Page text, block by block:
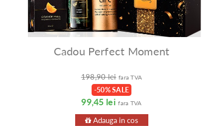
Cadou Perfect Moment
198,90 lei fara TVA
-50% SALE
99,45 lei fara TVA
Adauga in cos